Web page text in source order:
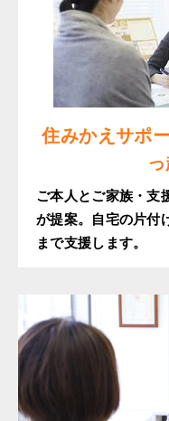
住みかえサポ
ご本人とご家族・支
が提案。自宅の片付
まで支援します。